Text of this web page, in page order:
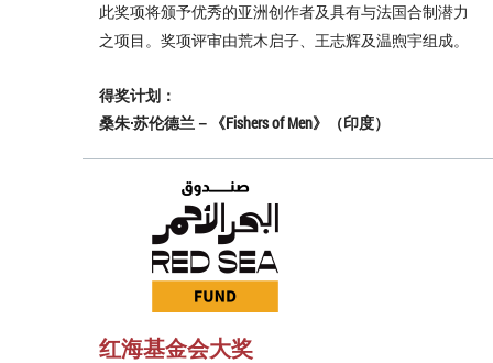
此奖项将颁予优秀的亚洲创作者及具有与法国合制潜力
之项目。奖项评审由荒木启子、王志辉及温煦宇组成。
得奖计划：
桑朱·苏伦德兰－《Fishers of Men》（印度）
红海基金会大奖